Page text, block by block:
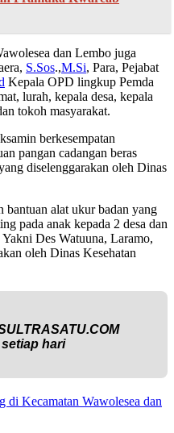
dan Lembo juga
S.Sos.,M.Si, Para, Pejabat
Kepala OPD lingkup Pemda
lurah, kepala desa, kepala
tokoh masyarakat.
berkesempatan
pangan cadangan beras
diselenggarakan oleh Dinas
bantuan alat ukur badan yang
pada anak kepada 2 desa dan
Des Watuuna, Laramo,
oleh Dinas Kesehatan
hari
di Kecamatan Wawolesea dan